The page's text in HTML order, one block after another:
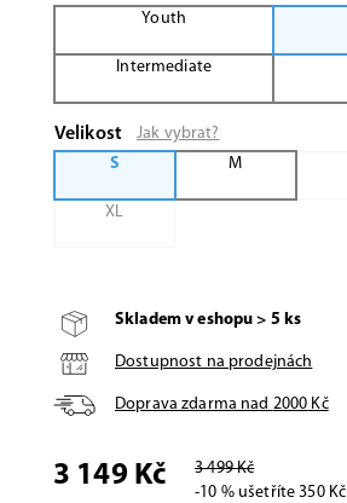
Youth
Intermediate
Velikost
Jak vybrat?
S
M
XL
Skladem v eshopu > 5 ks
Dostupnost na prodejnách
Doprava zdarma nad 2000 Kč
3 149 Kč
3 499 Kč
-10 % ušetříte 350 Kč